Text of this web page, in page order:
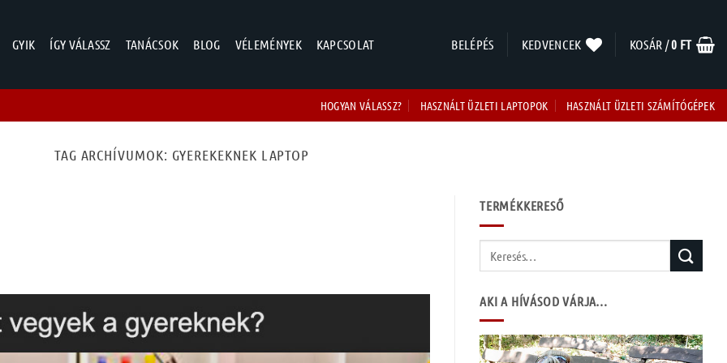
GYIK ÍGY VÁLASSZ TANÁCSOK BLOG VÉLEMÉNYEK KAPCSOLAT BELÉPÉS KEDVENCEK KOSÁR /0 FT
HOGYAN VÁLASSZ? HASZNÁLT ÜZLETI LAPTOPOK HASZNÁLT ÜZLETI SZÁMÍTÓGÉPEK
TAG ARCHÍVUMOK: GYEREKEKNEK LAPTOP
TERMÉKKERESŐ
AKI A HÍVÁSOD VÁRJA…